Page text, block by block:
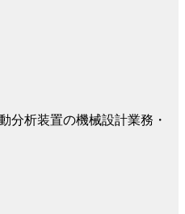
分析装置の機械設計業務・